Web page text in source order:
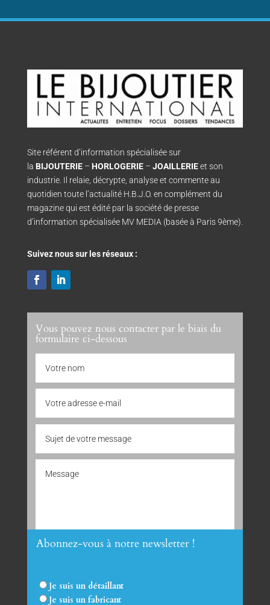
Site référent d’information spécialisée sur
la BIJOUTERIE– HORLOGERIE– JOAILLERIEet son
industrie. Il relaie, décrypte, analyse et commente au
quotidien toute l’actualité H.B.J.O. en complément du
magazine qui est édité par la société de presse
d’information spécialisée MV MEDIA (basée à Paris 9ème).
Suivez nous sur les réseaux :
Vous pouvez nous contacter par le biais du
formulaire ci-dessous
Abonnez-vous à notre newsletter !
Je suis un détaillant
Je suis un fabricant